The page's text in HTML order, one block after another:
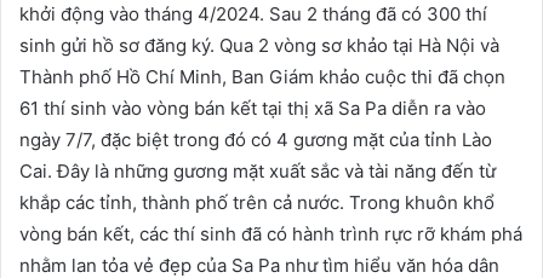
khởi động vào tháng 4/2024. Sau 2 tháng đã có 300 thí
sinh gửi hồ sơ đăng ký. Qua 2 vòng sơ khảo tại Hà Nội và
Thành phố Hồ Chí Minh, Ban Giám khảo cuộc thi đã chọn
61 thí sinh vào vòng bán kết tại thị xã Sa Pa diễn ra vào
ngày 7/7, đặc biệt trong đó có 4 gương mặt của tỉnh Lào
Cai. Đây là những gương mặt xuất sắc và tài năng đến từ
khắp các tỉnh, thành phố trên cả nước. Trong khuôn khổ
vòng bán kết, các thí sinh đã có hành trình rực rỡ khám phá
nhằm lan tỏa vẻ đẹp của Sa Pa như tìm hiểu văn hóa dân